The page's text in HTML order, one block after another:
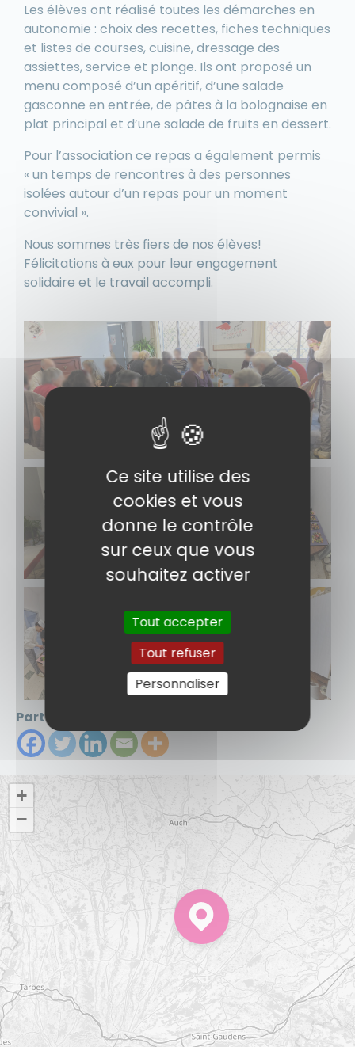
Les élèves ont réalisé toutes les démarches en
autonomie : choix des recettes, fiches techniques
et listes de courses, cuisine, dressage des
assiettes, service et plonge. Ils ont proposé un
menu composé d’un apéritif, d’une salade
gasconne en entrée, de pâtes à la bolognaise en
plat principal et d’une salade de fruits en dessert.
Pour l’association ce repas a également permis
« un temps de rencontres à des personnes
isolées autour d’un repas pour un moment
convivial ».
Nous sommes très fiers de nos élèves!
Félicitations à eux pour leur engagement
solidaire et le travail accompli.
Partager
+
−
Ce site utilise des
cookies et vous
donne le contrôle
sur ceux que vous
souhaitez activer
Tout accepter
Tout refuser
Personnaliser